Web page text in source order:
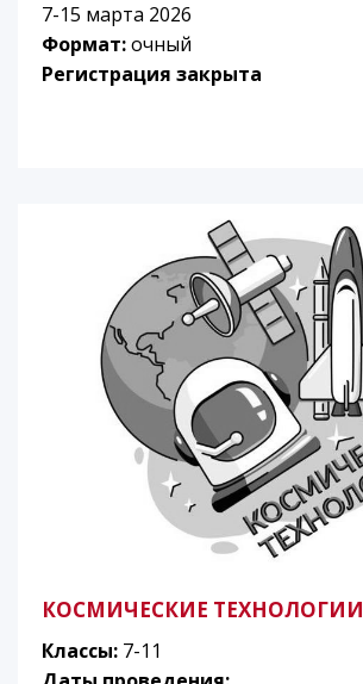
7-15 марта 2026
Формат:очный
Регистрация закрыта
КОСМИЧЕСКИЕ ТЕХНОЛОГИИ
Классы: 7-11